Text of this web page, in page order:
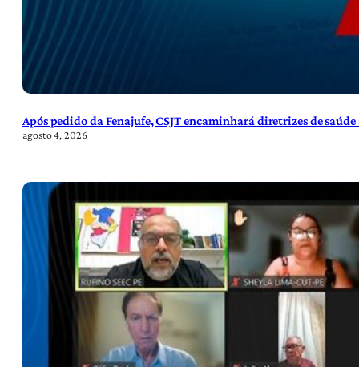
Após pedido da Fenajufe, CSJT encaminhará diretrizes de
agosto 4, 2026